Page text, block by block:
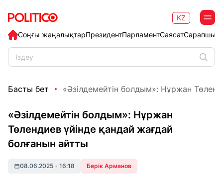
Соңғы жаңалықтарПрезидентПарламентСаясат
KZ
Басты бет «Әзілдемейтін болдым»: Нұржан
«Әзілдемейтін болдым»: Нұржан
Төлендиев үйінде қандай жағдай
болғанын айтты
08.06.2025 • 16:18 Берік Арманов